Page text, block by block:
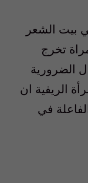
بيت الشعر
تخرج
الضرورية
الريفية ان
في